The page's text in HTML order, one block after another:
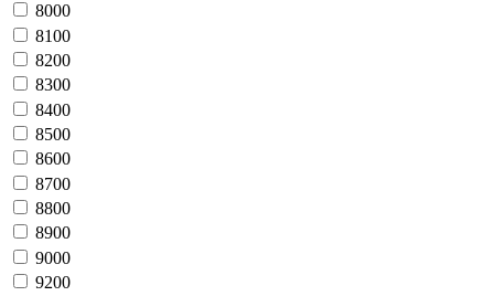
8000
8100
8200
8300
8400
8500
8600
8700
8800
8900
9000
9200